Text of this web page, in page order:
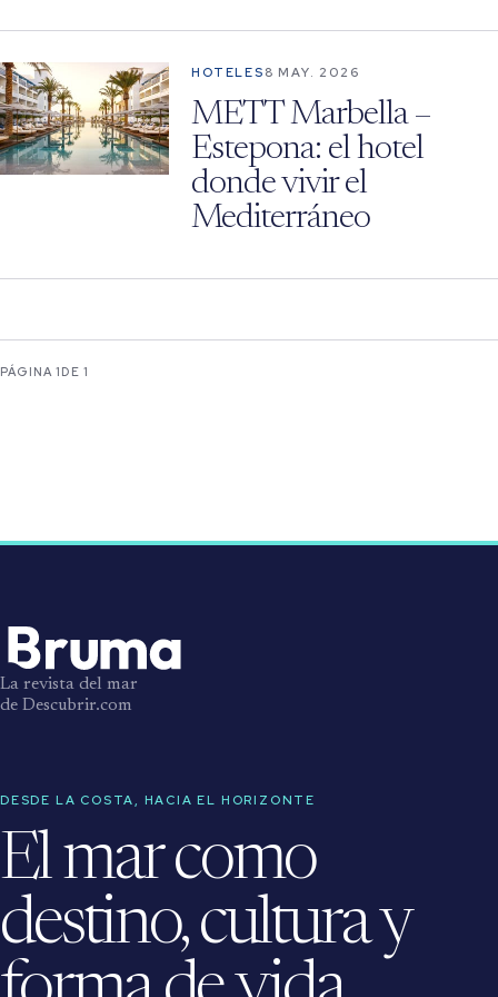
HOTELES 8 MAY. 2026
METT Marbella –
Estepona: el hotel
donde vivir el
Mediterráneo
PÁGINA 1 DE 1
La revista del mar
de Descubrir.com
DESDE LA COSTA, HACIA EL HORIZONTE
El mar como
destino, cultura y